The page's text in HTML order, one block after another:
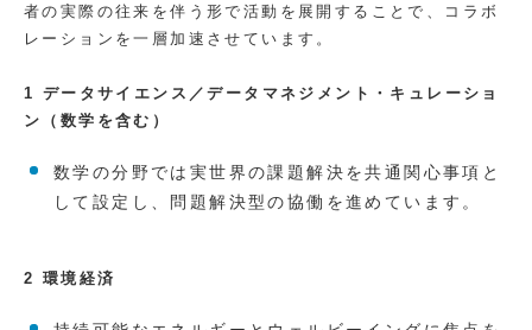
者の実際の往来を伴う形で活動を展開することで、コラボ
レーションを一層加速させています。
1 データサイエンス／データマネジメント・キュレーショ
ン（数学を含む）
数学の分野では実世界の課題解決を共通関心事項と
して設定し、問題解決型の協働を進めています。
2 環境経済